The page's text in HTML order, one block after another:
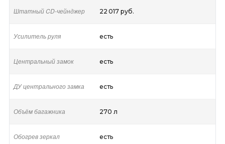
Штатный CD-чейнджер 22 017 руб.
Усилитель руля есть
Центральный замок есть
ДУ центрального замка есть
Объём багажника 270 л
Обогрев зеркал есть